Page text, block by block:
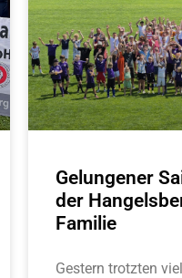
Gelungener
der
Familie
Gestern trotzten